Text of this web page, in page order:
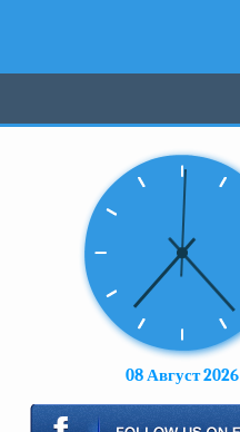
08 Август 2026